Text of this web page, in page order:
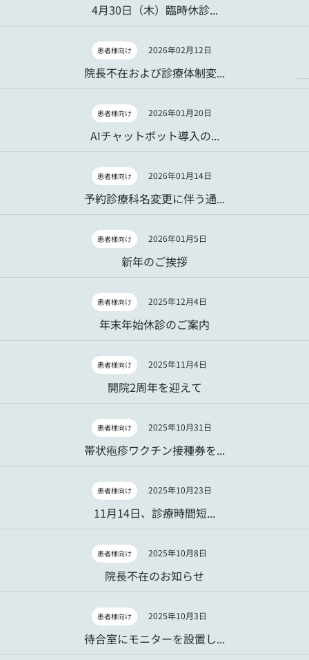
4月30日（木）臨時休診...
2026年02月12日
患者様向け
院長不在および診療体制変...
2026年01月20日
患者様向け
AIチャットボット導入の...
2026年01月14日
患者様向け
予約診療科名変更に伴う通...
2026年01月5日
患者様向け
新年のご挨拶
2025年12月4日
患者様向け
年末年始休診のご案内
2025年11月4日
患者様向け
開院2周年を迎えて
2025年10月31日
患者様向け
帯状疱疹ワクチン接種券を...
2025年10月23日
患者様向け
11月14日、診療時間短...
2025年10月8日
患者様向け
院長不在のお知らせ
2025年10月3日
患者様向け
待合室にモニターを設置し...